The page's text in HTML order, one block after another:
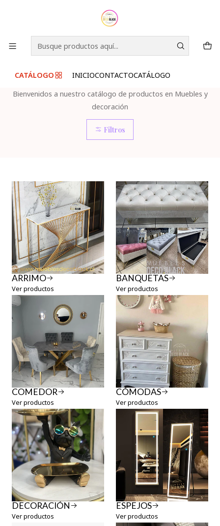
CATÁLOGO INICIOCONTACTOCATÁLOGO
BIENVENIDOS A NUESTRA TIENDA!
Inicio CATÁLOGO
CATÁLOGO
Bienvenidos a nuestro catálogo de productos en Muebles y
decoración
Filtros
ARRIMO
Ver productos
BANQUETAS
Ver productos
COMEDOR
Ver productos
CÓMODAS
Ver productos
DECORACIÓN
Ver productos
ESPEJOS
Ver productos